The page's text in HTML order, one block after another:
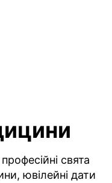
свята
ювілейні дати